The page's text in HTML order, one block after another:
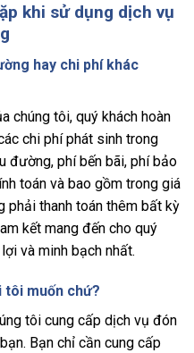
khi sử dụng dịch vụ
hay chi phí khác
chúng tôi, quý khách hoàn
chi phí phát sinh trong
đường, phí bến bãi, phí bảo
toán và bao gồm trong giá
phải thanh toán thêm bất kỳ
kết mang đến cho quý
và minh bạch nhất.
tôi muốn chứ?
tôi cung cấp dịch vụ đón
Bạn chỉ cần cung cấp